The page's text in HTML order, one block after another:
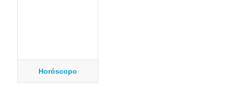
Horóscopo